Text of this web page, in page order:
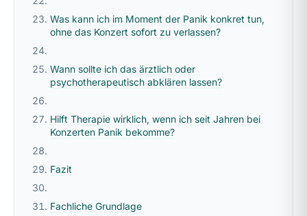
Was kann ich im Moment der Panik konkret tun,
ohne das Konzert sofort zu verlassen?
Wann sollte ich das ärztlich oder
psychotherapeutisch abklären lassen?
Hilft Therapie wirklich, wenn ich seit Jahren bei
Konzerten Panik bekomme?
Fazit
Fachliche Grundlage